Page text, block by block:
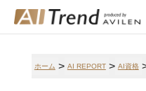
ホーム > AI REPORT > AI資格